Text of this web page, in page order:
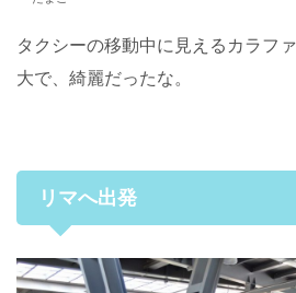
タクシーの移動中に見えるカラフ
大で、綺麗だったな。
リマへ出発